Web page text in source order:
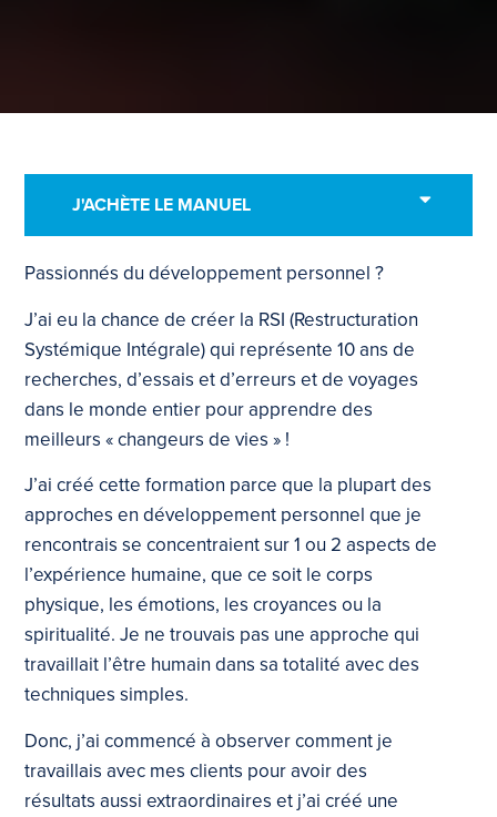
Passionnés du développement personnel ?
J’ai eu la chance de créer la RSI (Restructuration
Systémique Intégrale) qui représente 10 ans de
recherches, d’essais et d’erreurs et de voyages
dans le monde entier pour apprendre des
meilleurs « changeurs de vies » !
J’ai créé cette formation parce que la plupart des
approches en développement personnel que je
rencontrais se concentraient sur 1 ou 2 aspects de
l’expérience humaine, que ce soit le corps
physique, les émotions, les croyances ou la
spiritualité. Je ne trouvais pas une approche qui
travaillait l’être humain dans sa totalité avec des
techniques simples.
Donc, j’ai commencé à observer comment je
travaillais avec mes clients pour avoir des
résultats aussi extraordinaires et j’ai créé une
J'ACHÈTE LE MANUEL